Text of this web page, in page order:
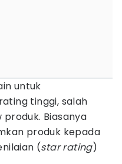
untuk
tinggi, salah
Biasanya
produk kepada
(star rating)